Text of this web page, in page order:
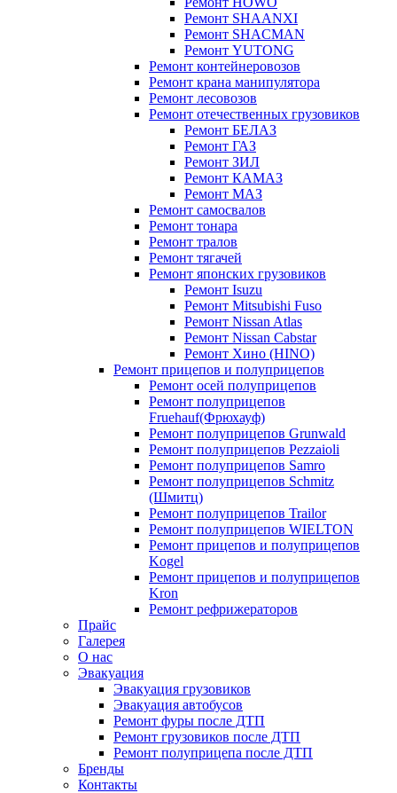
Ремонт SHAANXI
Ремонт SHACMAN
Ремонт YUTONG
Ремонт контейнеровозов
Ремонт крана манипулятора
Ремонт лесовозов
Ремонт отечественных грузовиков
Ремонт БЕЛАЗ
Ремонт ГАЗ
Ремонт ЗИЛ
Ремонт КАМАЗ
Ремонт МАЗ
Ремонт самосвалов
Ремонт тонара
Ремонт тралов
Ремонт тягачей
Ремонт японских грузовиков
Ремонт Isuzu
Ремонт Mitsubishi Fuso
Ремонт Nissan Atlas
Ремонт Nissan Cabstar
Ремонт Хино (HINO)
Ремонт прицепов и полуприцепов
Ремонт осей полуприцепов
Ремонт полуприцепов
Fruehauf(Фрюхауф)
Ремонт полуприцепов Grunwald
Ремонт полуприцепов Pezzaioli
Ремонт полуприцепов Samro
Ремонт полуприцепов Schmitz
(Шмитц)
Ремонт полуприцепов Trailor
Ремонт полуприцепов WIELTON
Ремонт прицепов и полуприцепов
Kogel
Ремонт прицепов и полуприцепов
Kron
Ремонт рефрижераторов
Прайс
Галерея
О нас
Эвакуация
Эвакуация грузовиков
Эвакуация автобусов
Ремонт фуры после ДТП
Ремонт грузовиков после ДТП
Ремонт полуприцепа после ДТП
Бренды
Контакты